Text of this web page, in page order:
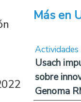
Más en
Actividades
Usach
sobre
Genoma